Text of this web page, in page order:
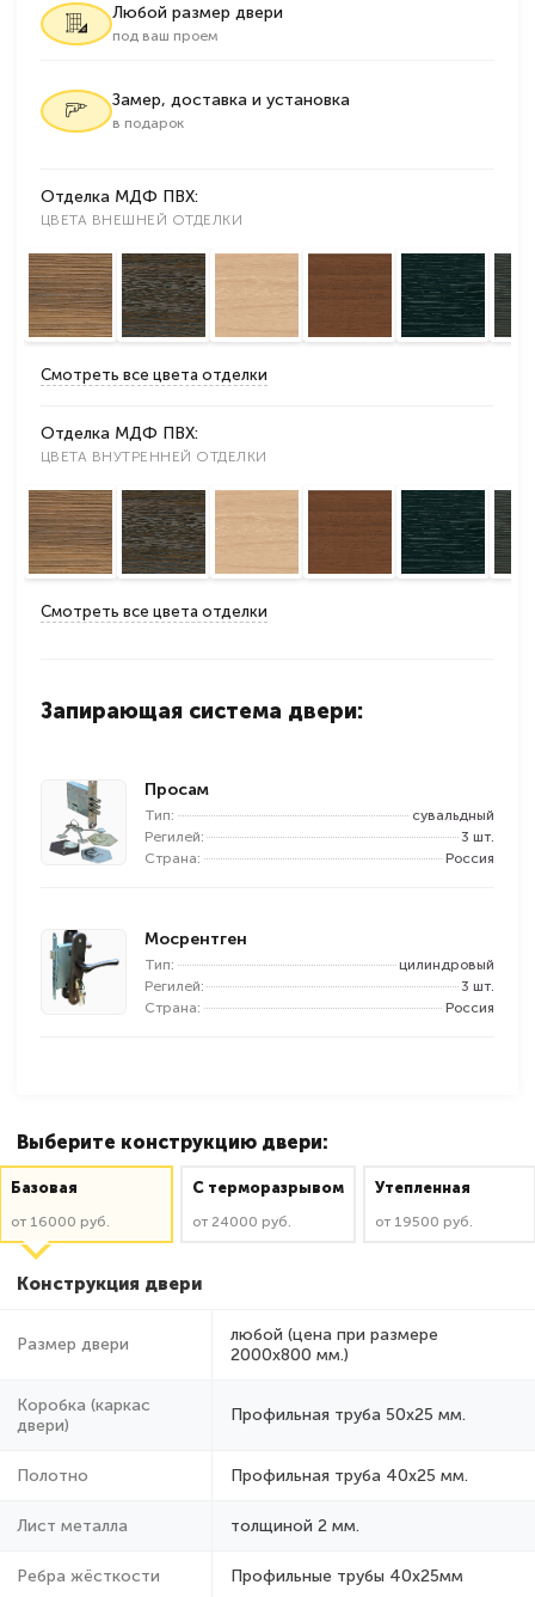
Любой размер двери
под ваш проем
Замер, доставка и установка
в подарок
Отделка МДФ ПВХ:
ЦВЕТА ВНЕШНЕЙ ОТДЕЛКИ
Смотреть все цвета отделки
Отделка МДФ ПВХ:
ЦВЕТА ВНУТРЕННЕЙ ОТДЕЛКИ
Смотреть все цвета отделки
Запирающая система двери:
Просам
Тип:
сувальдный
Регилей:
3 шт.
Страна:
Россия
Мосрентген
Тип:
цилиндровый
Регилей:
3 шт.
Страна:
Россия
Выберите конструкцию двери:
Базовая
от 16000 руб.
C терморазрывом
от 24000 руб.
Утепленная
от 19500 руб.
Конструкция двери
Размер двери
любой (цена при размере
2000x800 мм.)
Коробка (каркас
двери)
Профильная труба 50х25 мм.
Полотно Профильная труба 40х25 мм.
Лист металла толщиной 2 мм.
Ребра жёсткости Профильные трубы 40х25мм